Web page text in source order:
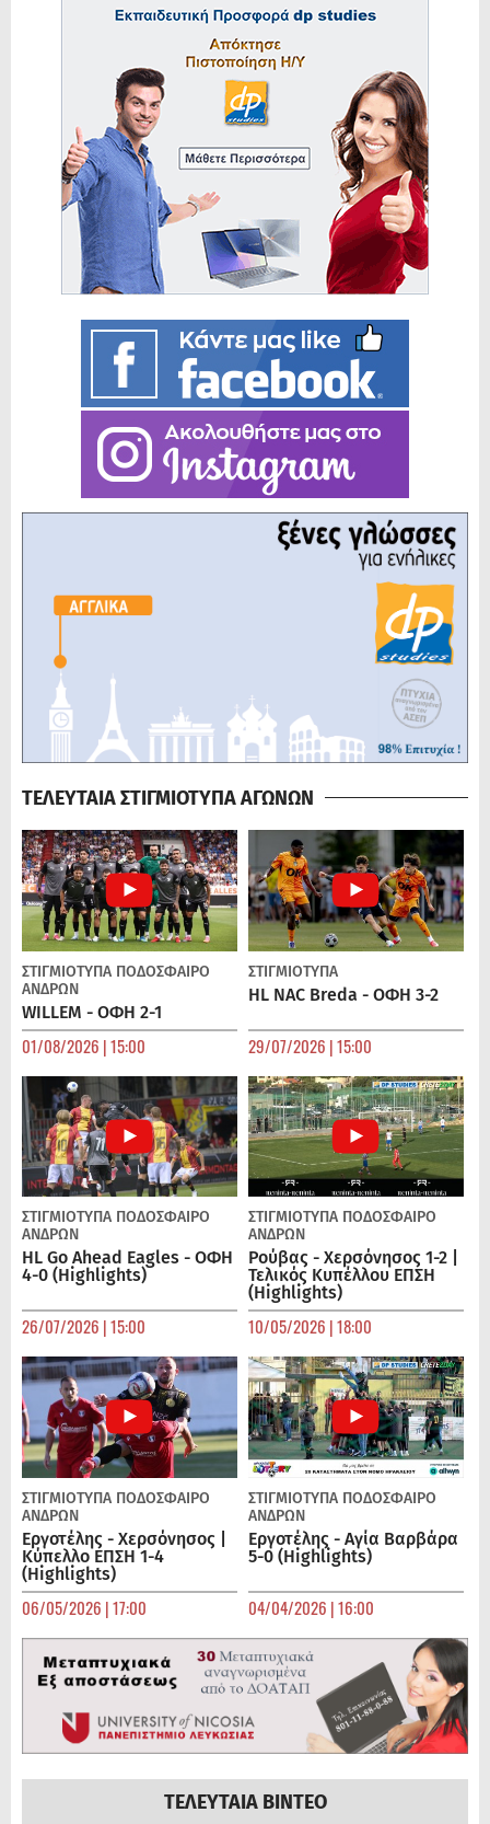
ΤΕΛΕΥΤΑΙΑ ΣΤΙΓΜΙΟΤΥΠΑ ΑΓΩΝΩΝ
ΣΤΙΓΜΙΟΤΥΠΑ ΠΟΔΌΣΦΑΙΡΟ
ΑΝΔΡΏΝ
WILLEM - ΟΦΗ 2-1
01/08/2026 | 15:00
ΣΤΙΓΜΙΟΤΥΠΑ
HL NAC Breda - ΟΦΗ 3-2
29/07/2026 | 15:00
ΣΤΙΓΜΙΟΤΥΠΑ ΠΟΔΌΣΦΑΙΡΟ
ΑΝΔΡΏΝ
HL Go Ahead Eagles - ΟΦΗ
4-0 (Highlights)
26/07/2026 | 15:00
ΣΤΙΓΜΙΟΤΥΠΑ ΠΟΔΌΣΦΑΙΡΟ
ΑΝΔΡΏΝ
Ρούβας - Χερσόνησος 1-2 |
Τελικός Κυπέλλου ΕΠΣΗ
(Highlights)
10/05/2026 | 18:00
ΣΤΙΓΜΙΟΤΥΠΑ ΠΟΔΌΣΦΑΙΡΟ
ΑΝΔΡΏΝ
Εργοτέλης - Χερσόνησος |
Κύπελλο ΕΠΣΗ 1-4
(Highlights)
06/05/2026 | 17:00
ΣΤΙΓΜΙΟΤΥΠΑ ΠΟΔΌΣΦΑΙΡΟ
ΑΝΔΡΏΝ
Εργοτέλης - Αγία Βαρβάρα
5-0 (Highlights)
04/04/2026 | 16:00
ΤΕΛΕΥΤΑΙΑ ΒΙΝΤΕΟ